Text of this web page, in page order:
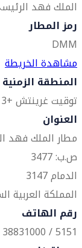
الملك فهد
رمز المطار
DMM
مشاهدة الخريطة
المنطقة الزمنية
توقيت غرينتش +3 ساعات
العنوان
مطار الملك فهد
ص.ب: 3477
الدمام 3147
المملكة العربية
رقم الهاتف
5151 / 38831000 966+